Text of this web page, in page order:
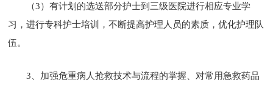
（3）有计划的选送部分护士到三级医院进行相应专业学
习，进行专科护士培训，不断提高护理人员的素质，优化护理队
伍。
3、加强危重病人抢救技术与流程的掌握、对常用急救药品